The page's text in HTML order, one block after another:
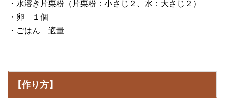
・水溶き片栗粉（片栗粉：小さじ２、水：大さじ２）
・卵 １個
・ごはん 適量
【作り方】